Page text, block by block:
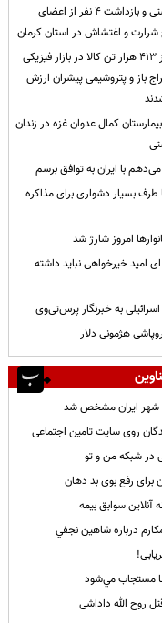
رژیم صهیونیستی و بازداشت ۴ نفر از اعضای
شرارت و اغتشاش در استان کرمان
معامله بیش از ۴۱۳ هزار تن کالا در بازار فیزیکی
باز و پتروشیمی پیشران ارزش
کمال عدوان غزه در زندان
با ایران به توافق برسم
طرف بسیار دشواری برای مذاکره
امروز شارژ شد
امید خیرخواهی نباید داشته
به خبرنگار پرس‌تی‌وی
هژمونی دلار
شهر ایران مشخص شد
روی سایت تامین اجتماعی
شبکه من و تو
آنلاين سوابق بیمه
درباره شاهين نجفي
مستجاب مي‌شود
روح الله داداشی